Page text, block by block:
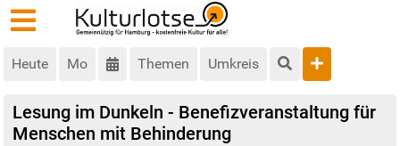
Heute Mo Themen Umkreis
Lesung im Dunkeln - Benefizveranstaltung für
Menschen mit Behinderung